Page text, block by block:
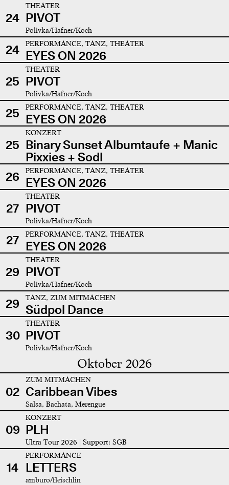
24
THEATER
PIVOT
Polivka/Hafner/Koch
24 PERFORMANCE, TANZ, THEATER
EYES ON 2026
25
THEATER
PIVOT
Polivka/Hafner/Koch
25 PERFORMANCE, TANZ, THEATER
EYES ON 2026
25
KONZERT
Binary Sunset Albumtaufe + Manic
Pixxies + Sodl
26
PERFORMANCE, TANZ, THEATER
EYES ON 2026
27
THEATER
PIVOT
Polivka/Hafner/Koch
27 PERFORMANCE, TANZ, THEATER
EYES ON 2026
29
THEATER
PIVOT
Polivka/Hafner/Koch
29 TANZ, ZUM MITMACHEN
Südpol Dance
30
THEATER
PIVOT
Polivka/Hafner/Koch
Oktober 2026
02
ZUM MITMACHEN
Caribbean Vibes
Salsa, Bachata, Merengue
09
KONZERT
PLH
Ultra Tour 2026 | Support: SGB
14
PERFORMANCE
LETTERS
amburo/fleischlin